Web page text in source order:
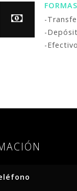
-
-
-Efectivo